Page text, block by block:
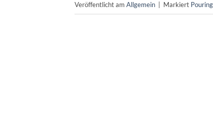
Veröffentlicht am Allgemein Markiert Pouring